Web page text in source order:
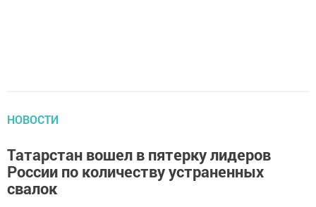
НОВОСТИ
Татарстан вошел в пятерку лидеров
России по количеству устраненных
свалок